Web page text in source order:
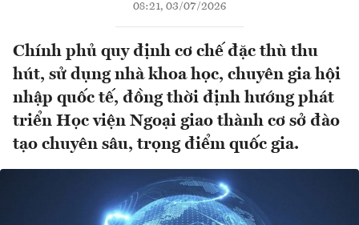
08:21, 03/07/2026
Chính phủ quy định cơ chế đặc thù thu
hút, sử dụng nhà khoa học, chuyên gia hội
nhập quốc tế, đồng thời định hướng phát
triển Học viện Ngoại giao thành cơ sở đào
tạo chuyên sâu, trọng điểm quốc gia.